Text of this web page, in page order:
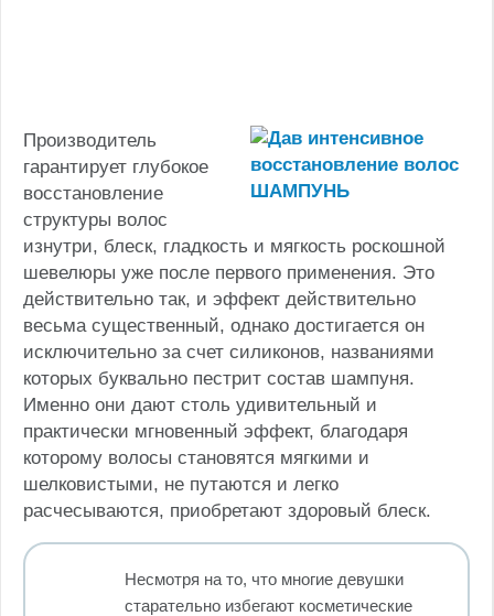
Производитель
гарантирует глубокое
восстановление
структуры волос
изнутри, блеск, гладкость и мягкость роскошной
шевелюры уже после первого применения. Это
действительно так, и эффект действительно
весьма существенный, однако достигается он
исключительно за счет силиконов, названиями
которых буквально пестрит состав шампуня.
Именно они дают столь удивительный и
практически мгновенный эффект, благодаря
которому волосы становятся мягкими и
шелковистыми, не путаются и легко
расчесываются, приобретают здоровый блеск.
Несмотря на то, что многие девушки
старательно избегают косметические